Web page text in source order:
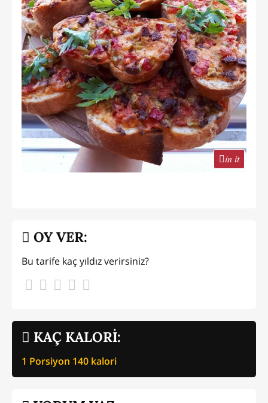
in it
KAÇ KALORİ:
1 Porsiyon 140 kalori
OY VER:
Bu tarife kaç yıldız verirsiniz?